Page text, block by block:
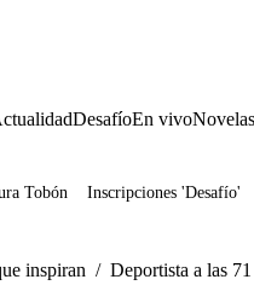
DesafíoEn vivoNovelas
Tobón Inscripciones 'Desafío'
inspiran / Deportista a las